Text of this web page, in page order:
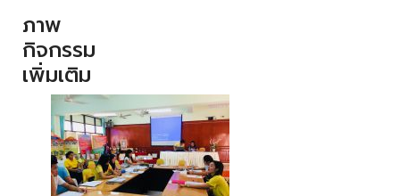
ภาพ
กิจกรรม
เพิ่มเติม